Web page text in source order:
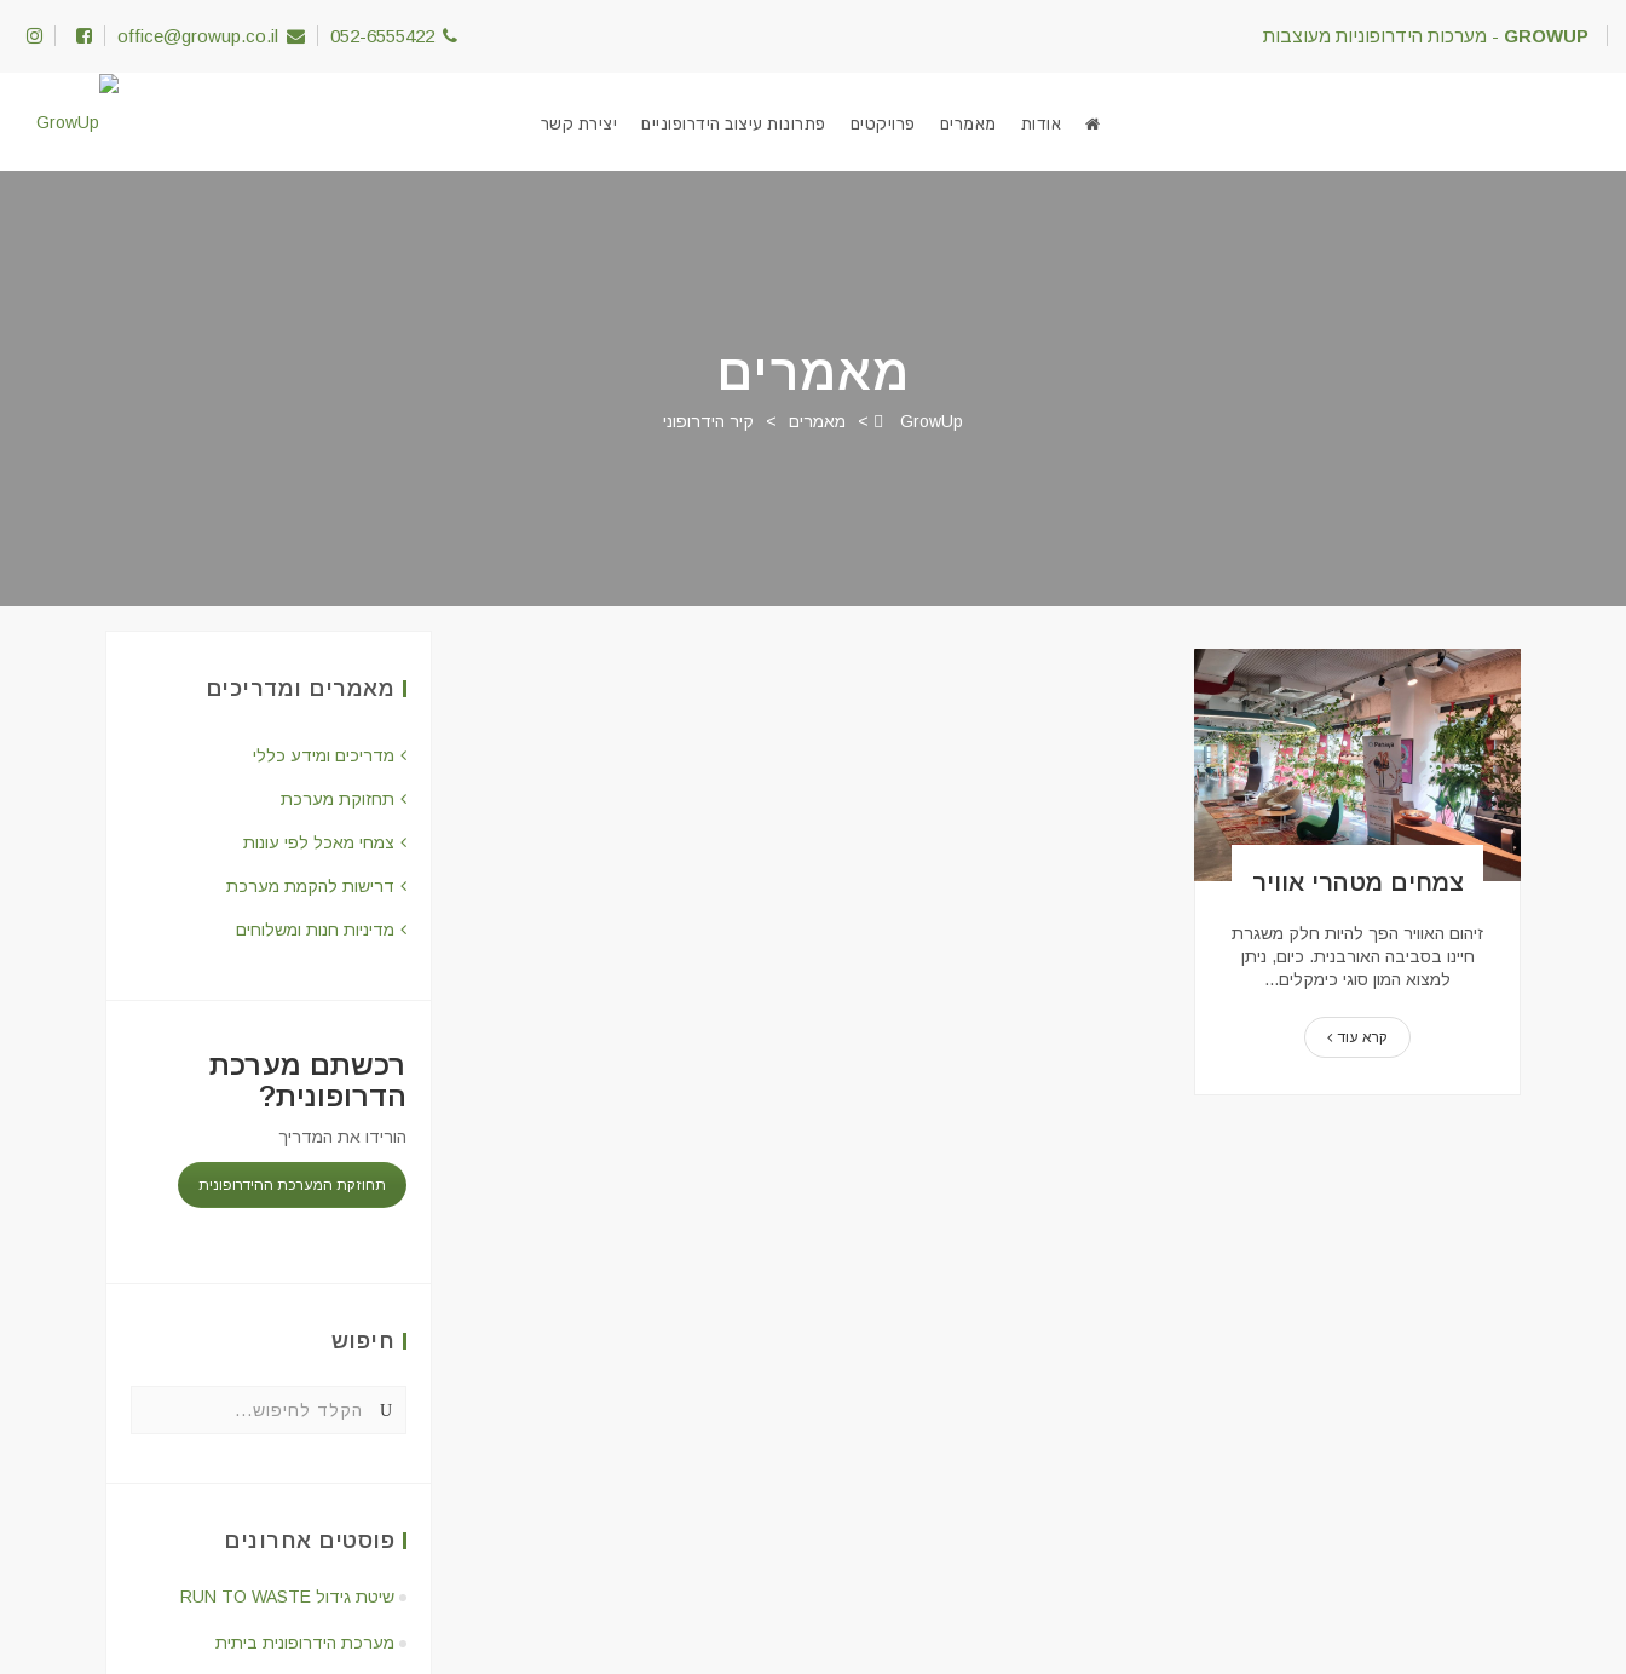
office@growup.co.il 052-6555422 GROWUP - מערכות הידרופוניות מעוצבות
אודות מאמרים פרויקטים פתרונות עיצוב הידרופוניים יצירת קשר
מאמרים
GrowUp
> מאמרים > קיר הידרופוני
צמחים מטהרי אוויר
זיהום האוויר הפך להיות חלק משגרת
חיינו בסביבה האורבנית. כיום, ניתן
למצוא המון סוגי כימקלים...
קרא עוד
מאמרים ומדריכים
מדריכים ומידע כללי
תחזוקת מערכת
צמחי מאכל לפי עונות
דרישות להקמת מערכת
מדיניות חנות ומשלוחים
רכשתם מערכת
הדרופונית?
הורידו את המדריך
תחוזקת המערכת ההידרופונית
חיפוש
פוסטים אחרונים
שיטת גידול RUN TO WASTE
מערכת הידרופונית ביתית